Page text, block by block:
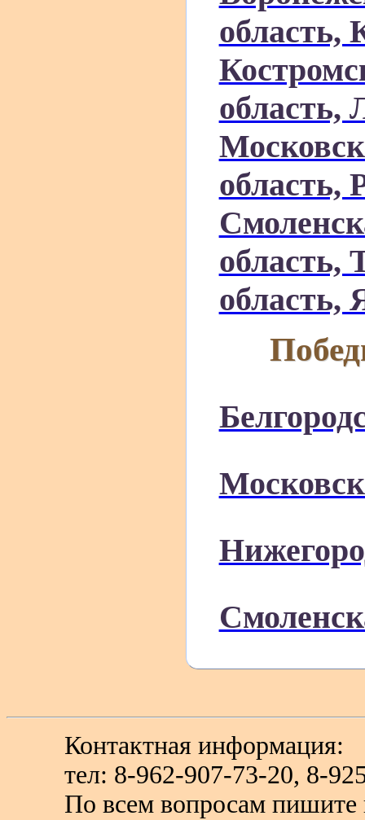
область,
область,
область,
область,
область,
Контактная информация:
тел: 8-962-907-73-20, 8-
По всем вопросам